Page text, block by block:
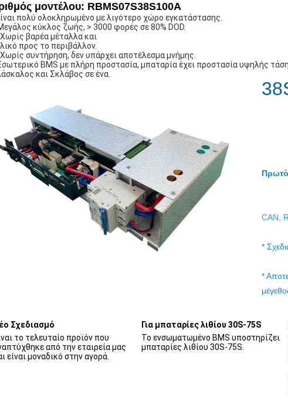
μοντέλου: RBMS07S38S100A
πολύ ολοκληρωμένο με λιγότερο χώρο εγκατάστασης.
κύκλος ζωής, > 3000 φορές σε 80% DOD.
βαρέα μέταλλα και
προς το περιβάλλον.
συντήρηση, δεν υπάρχει αποτέλεσμα μνήμης.
BMS με πλήρη προστασία, μπαταρία έχει προστασία υψηλής
και Σκλάβος σε ένα.
CAN,
*
*
Σχεδιασμό
το τελευταίο προϊόν που
από την εταιρεία μας
είναι μοναδικό στην αγορά.
Για μπαταρίες λιθίου 30S-75S
Το ενσωματωμένο BMS υποστηρίζει
μπαταρίες λιθίου 30S-75S.